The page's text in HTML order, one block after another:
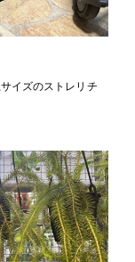
イズのストレリチ